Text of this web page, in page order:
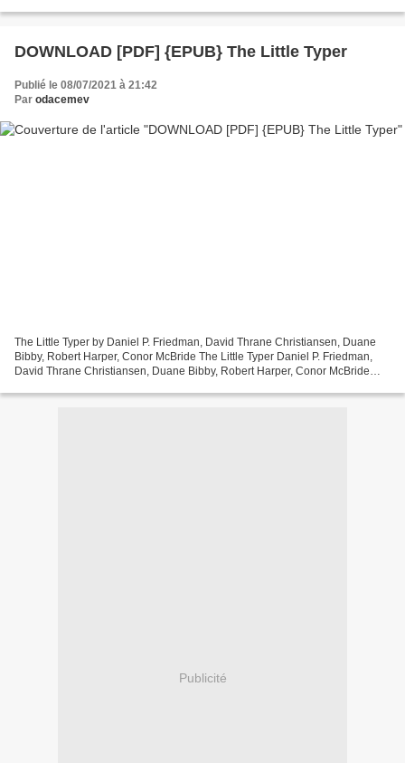
DOWNLOAD [PDF] {EPUB} The Little Typer
Publié le 08/07/2021 à 21:42
Par odacemev
The Little Typer by Daniel P. Friedman, David Thrane Christiansen, Duane
Bibby, Robert Harper, Conor McBride The Little Typer Daniel P. Friedman,
David Thrane Christiansen, Duane Bibby, Robert Harper, Conor McBride
Publicité